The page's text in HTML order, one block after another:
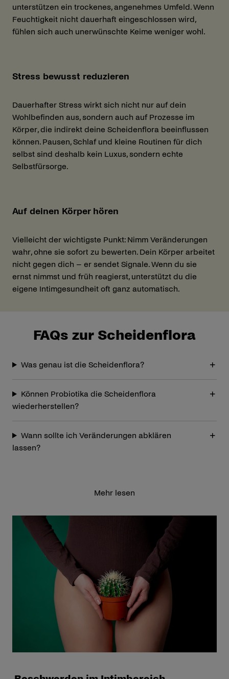
unterstützen ein trockenes, angenehmes Umfeld. Wenn
Feuchtigkeit nicht dauerhaft eingeschlossen wird,
fühlen sich auch unerwünschte Keime weniger wohl.
Stress bewusst reduzieren
Dauerhafter Stress wirkt sich nicht nur auf dein
Wohlbefinden aus, sondern auch auf Prozesse im
Körper, die indirekt deine Scheidenflora beeinflussen
können. Pausen, Schlaf und kleine Routinen für dich
selbst sind deshalb kein Luxus, sondern echte
Selbstfürsorge.
Auf deinen Körper hören
Vielleicht der wichtigste Punkt: Nimm Veränderungen
wahr, ohne sie sofort zu bewerten. Dein Körper arbeitet
nicht gegen dich – er sendet Signale. Wenn du sie
ernst nimmst und früh reagierst, unterstützt du die
eigene Intimgesundheit oft ganz automatisch.
FAQs zur Scheidenflora
Was genau ist die Scheidenflora?
Können Probiotika die Scheidenflora
wiederherstellen?
Wann sollte ich Veränderungen abklären
lassen?
Mehr lesen